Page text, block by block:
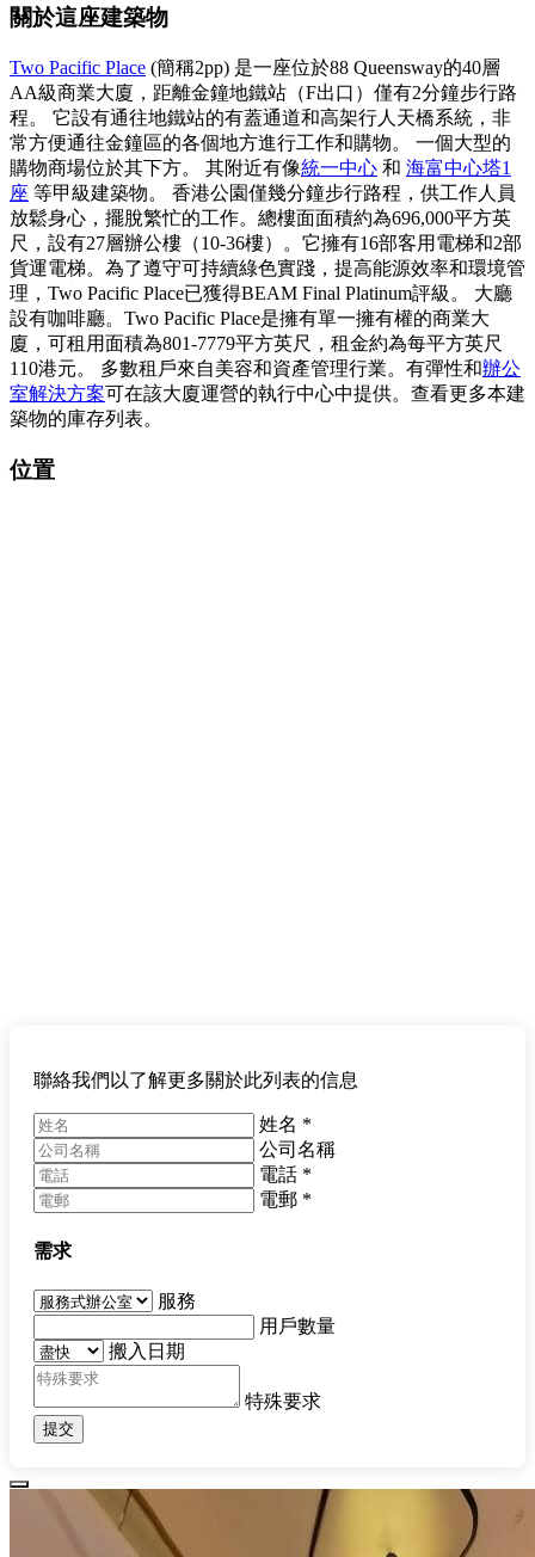
關於這座建築物
Two Pacific Place (簡稱2pp) 是一座位於88 Queensway的40層
AA級商業大廈，距離金鐘地鐵站（F出口）僅有2分鐘步行路
程。 它設有通往地鐵站的有蓋通道和高架行人天橋系統，非
常方便通往金鐘區的各個地方進行工作和購物。 一個大型的
購物商場位於其下方。 其附近有像統一中心 和 海富中心塔1
座 等甲級建築物。 香港公園僅幾分鐘步行路程，供工作人員
放鬆身心，擺脫繁忙的工作。總樓面面積約為696,000平方英
尺，設有27層辦公樓（10-36樓）。它擁有16部客用電梯和2部
貨運電梯。為了遵守可持續綠色實踐，提高能源效率和環境管
理，Two Pacific Place已獲得BEAM Final Platinum評級。 大廳
設有咖啡廳。Two Pacific Place是擁有單一擁有權的商業大
廈，可租用面積為801-7779平方英尺，租金約為每平方英尺
110港元。 多數租戶來自美容和資產管理行業。有彈性和辦公
室解決方案可在該大廈運營的執行中心中提供。查看更多本建
築物的庫存列表。
位置
聯絡我們以了解更多關於此列表的信息
姓名 *
公司名稱
電話 *
電郵 *
需求
服務
用戶數量
搬入日期
特殊要求
提交